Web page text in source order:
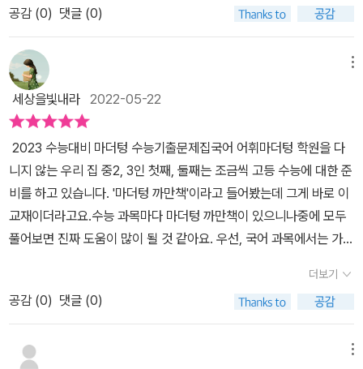
하는 아이들이 너무 가여워 보였고, 더불어 이 아이들을 어찌 해야 할
까나, 내진 도와줘야 할까나 진심으로 두려움이 몰려오기 시작했다.
마음만 앞선다고 해결되는 것은 아무것도 없다는 것을 잘 알기 때문
이다. 내 자신의 무능력을 뻐져리게 자각하면서, 대학교를 나온 내가
이럴진대, 아이들에게 이 과목 하나하나가 과연 얼마나 무서움으로
다가올까? 이걸 이겨내야 한다고 다그치는 어른들이 얼마나 미울까
라는 생각에, 그들의 어려움에 동참하고푼 마음에 공부를 시작했다.
특히나 아이들이 정말로 어렵고 힘들어 한다는 국어를 어떻게 하면
잘 이해시켜 줄 수 있을까 싶어서, 내진 아이들이 요즘 무엇을 어려워
할까 궁금해서 보게 된 책이다.처음에는 단어들에 대한 설명이 나오
고, 그 다음에 문장이 나오는 것에 당황했다. 아니, 영어 단어 책도 아
닌데 우리나라 말도 단어를 설명해야 한단 말인가? 라고 어리둥절 했
는데, 순서대로 차근차근 읽어 내려 가니 왜 이런 방식을 선택했는지
는데, 꽤나 맘에 드는 방식이었다. 왜냐면 모르는 단어들이 많을수록
공감 (0) 댓글 (0)
세상을빛내라 2022-05-22
2023 수능대비 마더텅 수능기출문제집국어 어휘마더텅 학원을 다
니지 않는 우리 집 중2, 3인 첫째, 둘째는 조금씩 고등 수능에 대한 준
비를 하고 있습니다. '마더텅 까만책'이라고 들어봤는데 그게 바로 이
교재이더라고요.수능 과목마다 마더텅 까만책이 있으니나중에 모두
풀어보면 진짜 도움이 많이 될 것 같아요. 우선, 국어 과목에서는 가장
을 통해 학습하고 있습니다. 이 교재는 수능뿐만 아니라 내신 대비를
위한 독서·문학 필수 어휘를 정리할 수가 있어요. <독서>는 2008~2
022학년도 수능·모의평가 지문에서 필수 어휘를 선정하였고,<문학>
에서는 문학 개념어를 수능·모의평가 기출 예문으로 정리되어 있어서
더보기
공감 (0) 댓글 (0)